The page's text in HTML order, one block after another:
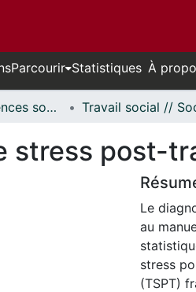
Parcourir Statistiques À
Faculté des sciences sociales // Faculty of Social Sciences
stress post-
Le
au
stress
(TSPT)